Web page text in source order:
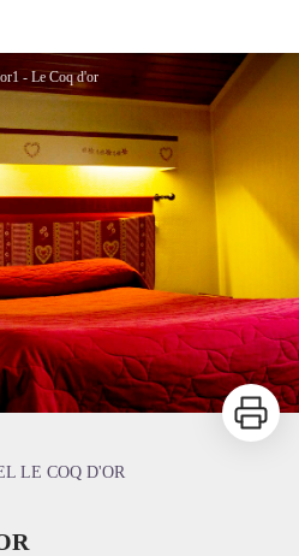
Le Département
- Le Coq d'or
Imprimer
LE COQ D'OR